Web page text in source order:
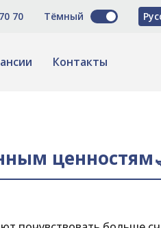
70 Тёмный
Контакты